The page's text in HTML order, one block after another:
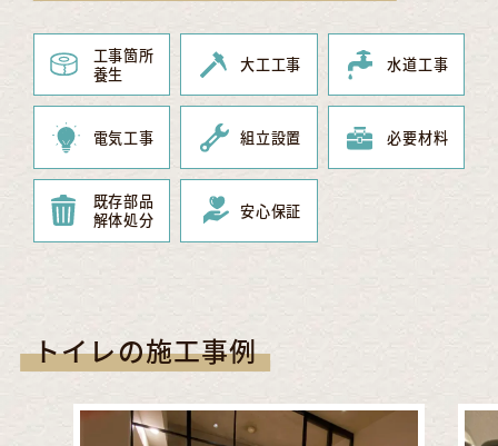
工事箇所
養生
大工工事 水道工事
電気工事 組立設置 必要材料
既存部品
解体処分
安心保証
トイレの施工事例